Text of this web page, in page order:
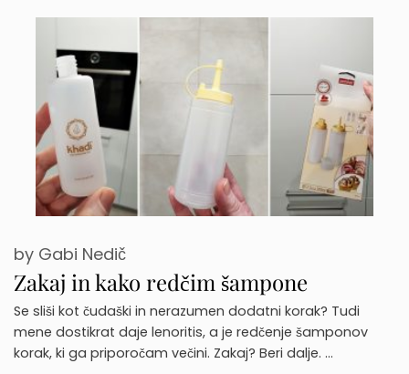
Zakaj in kako redčim šampone
by Gabi Nedič
Se sliši kot čudaški in nerazumen dodatni korak? Tudi
mene dostikrat daje lenoritis, a je redčenje šamponov
korak, ki ga priporočam večini. Zakaj? Beri dalje. …